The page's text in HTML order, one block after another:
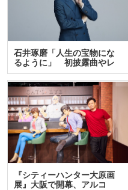
石井琢磨「人生の宝物にな
るように」 初披露曲やレ
ア…
『シティーハンター大原画
展』大阪で開幕、アルコ